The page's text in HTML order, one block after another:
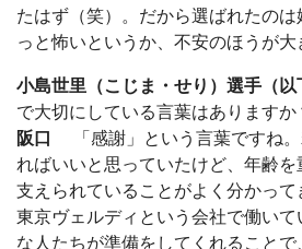
たはず（笑）。だから選ばれたのは
っと怖いというか、不安のほうが大
小島世里（こじま・せり）選手（以
で大切にしている言葉はありますか
阪口
「感謝」という言葉ですね。
ればいいと思っていたけど、年齢
支えられていることがよく分かっ
東京ヴェルディという会社で働い
な人たちが準備をしてくれること